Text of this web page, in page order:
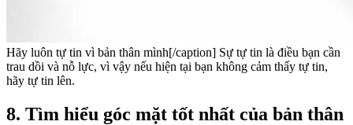
Hãy luôn tự tin vì bản thân mình[/caption] Sự tự tin là điều bạn cần
trau dồi và nỗ lực, vì vậy nếu hiện tại bạn không cảm thấy tự tin,
hãy tự tin lên.
8. Tìm hiểu góc mặt tốt nhất của bản thân